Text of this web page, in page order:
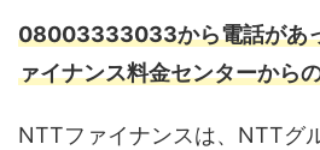
08003333033から電話があ
ァイナンス料金センターから
NTTファイナンスは、NTTグ